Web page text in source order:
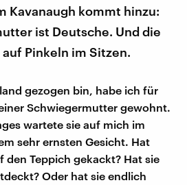
Kavanaugh kommt hinzu:
ist Deutsche. Und die
Pinkeln im Sitzen.
gezogen bin, habe ich für
Schwiegermutter gewohnt.
wartete sie auf mich im
sehr ernsten Gesicht. Hat
den Teppich gekackt? Hat sie
Oder hat sie endlich